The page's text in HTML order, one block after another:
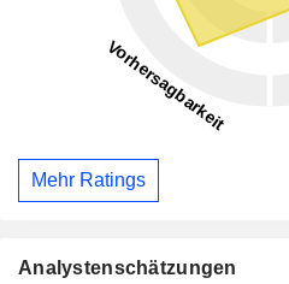
Mehr Ratings
Analystenschätzungen